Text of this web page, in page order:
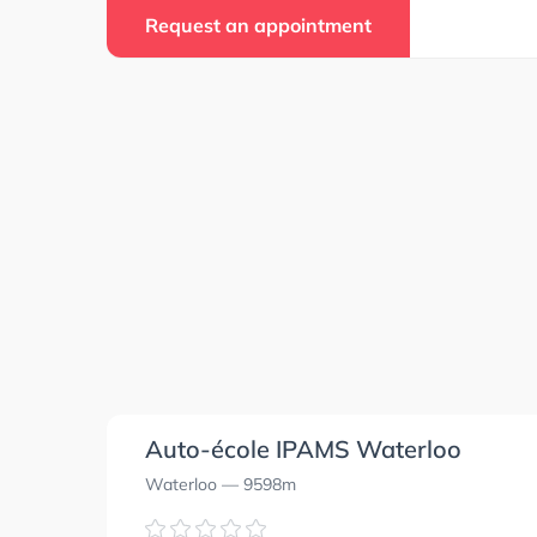
Request an appointment
Auto-école IPAMS Waterloo
Waterloo — 9598m